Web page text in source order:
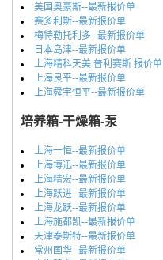
美国奥豪斯--最新报价单
赛多利斯--最新报价单
梅特勒托利多--最新报价单
日本岛津--最新报价单
上海精科天美 普利赛斯 报价单
上海良平--最新报价单
上海舜宇恒平--最新报价单
培养箱-干燥箱-泵
上海一恒--最新报价单
上海博迅--最新报价单
上海精宏--最新报价单
上海跃进--最新报价单
上海龙跃--最新报价单
上海施都凯--最新报价单
天津泰斯特--最新报价单
常州国华--最新报价单